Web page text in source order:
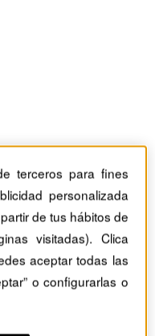
terceros para fines
personalizada
de tus hábitos de
visitadas). Clica
aceptar todas las
o configurarlas o